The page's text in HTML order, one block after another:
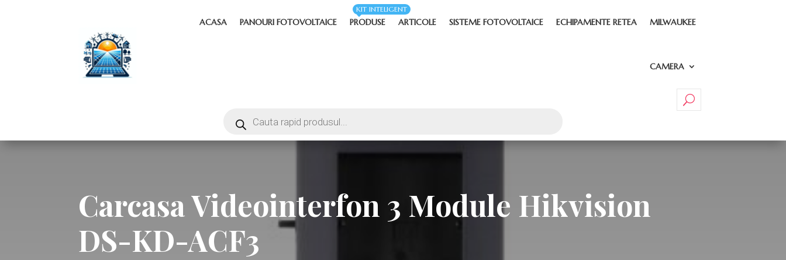
ACASA PANOURI FOTOVOLTAICE PRODUSE
KIT INTELIGENT
ARTICOLE SISTEME FOTOVOLTAICE ECHIPAMENTE RETEA MILWAUKEE
CAMERA
Carcasa Videointerfon 3 Module Hikvision
DS-KD-ACF3